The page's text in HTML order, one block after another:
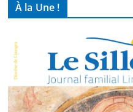
À la Une !